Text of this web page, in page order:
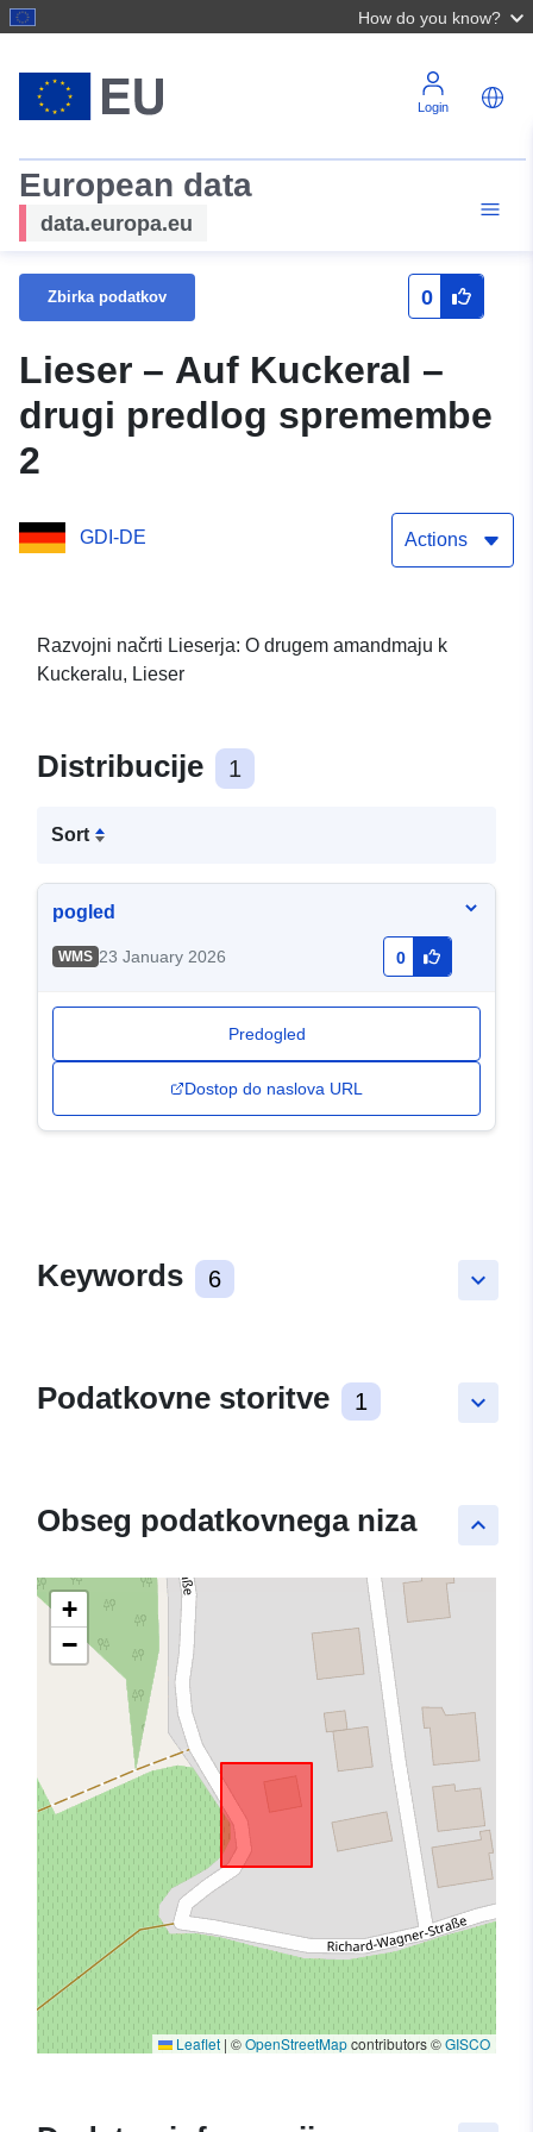
How do you know?
Login
European data
data.europa.eu
Zbirka podatkov 0
Lieser – Auf Kuckeral –
drugi predlog spremembe
2
GDI-DE Actions
Razvojni načrti Lieserja: O drugem amandmaju k
Kuckeralu, Lieser
Distribucije 1
Sort
pogled
WMS 23 January 2026 0
Predogled
Dostop do naslova URL
keyboard_arrow_down
Keywords 6
keyboard_arrow_down
Podatkovne storitve 1
keyboard_arrow_up
Obseg podatkovnega niza
+
−
Leaflet | ©OpenStreetMapcontributors ©GISCO